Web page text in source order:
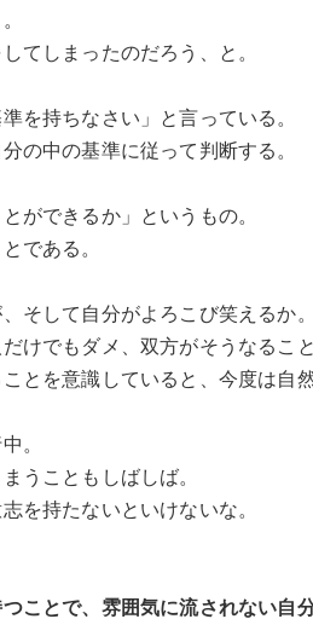
てしまったのだろう、と。
を持ちなさい」と言っている。
の中の基準に従って判断する。
ができるか」というもの。
である。
そして自分がよろこび笑えるか。
けでもダメ、双方がそうなること
とを意識していると、今度は自
。
うこともしばしば。
を持たないといけないな。
ことで、雰囲気に流されない自